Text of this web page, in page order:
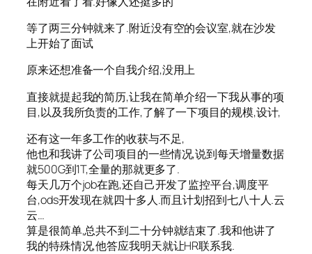
等了两三分钟就来了.附近没有空的会议室,就在沙发
上开始了面试
原来还想准备一个自我介绍,没用上
直接就提起我的简历,让我在简单介绍一下我从事的项
目,以及我所负责的工作,了解了一下项目的规模,设计,
还有这一年多工作的收获与不足,
他也和我讲了公司项目的一些情况,说到每天增量数据
就500G到1T,全量的那就更多了.
每天几万个job在跑,还自己开发了监控平台,调度平
台,ods开发现在就四十多人.而且计划招到七八十人.云
云…
算是很简单,总共不到二十分钟就结束了.我和他讲了
我的特殊情况,他答应我明天就让HR联系我.